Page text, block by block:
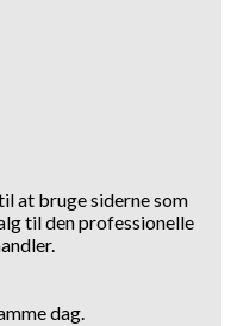
at bruge siderne som
til den professionelle
dag.